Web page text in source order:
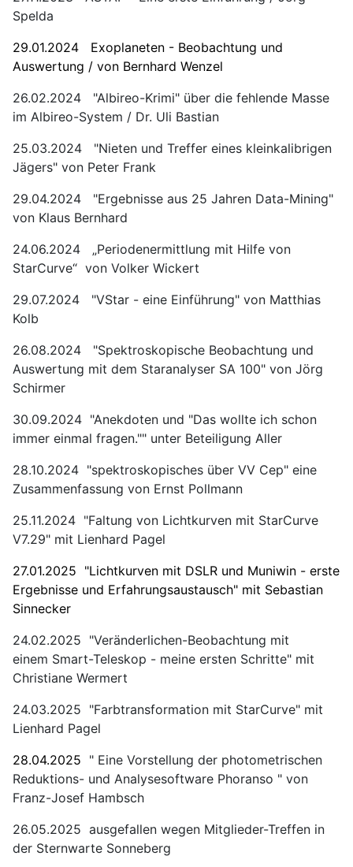
Spelda
29.01.2024 Exoplaneten - Beobachtung und
Auswertung / von Bernhard Wenzel
26.02.2024 "Albireo-Krimi" über die fehlende Masse
im Albireo-System / Dr. Uli Bastian
25.03.2024 "Nieten und Treffer eines kleinkalibrigen
Jägers" von Peter Frank
29.04.2024 "Ergebnisse aus 25 Jahren Data-Mining"
von Klaus Bernhard
24.06.2024 „Periodenermittlung mit Hilfe von
StarCurve“ von Volker Wickert
29.07.2024 "VStar - eine Einführung" von Matthias
Kolb
26.08.2024 "Spektroskopische Beobachtung und
Auswertung mit dem Staranalyser SA 100" von Jörg
Schirmer
30.09.2024 "Anekdoten und "Das wollte ich schon
immer einmal fragen."" unter Beteiligung Aller
28.10.2024 "spektroskopisches über VV Cep" eine
Zusammenfassung von Ernst Pollmann
25.11.2024 "Faltung von Lichtkurven mit StarCurve
V7.29" mit Lienhard Pagel
27.01.2025 "Lichtkurven mit DSLR und Muniwin - erste
Ergebnisse und Erfahrungsaustausch" mit Sebastian
Sinnecker
24.02.2025 "Veränderlichen-Beobachtung mit
einem Smart-Teleskop - meine ersten Schritte" mit
Christiane Wermert
24.03.2025 "Farbtransformation mit StarCurve" mit
Lienhard Pagel
28.04.2025 " Eine Vorstellung der photometrischen
Reduktions- und Analysesoftware Phoranso " von
Franz-Josef Hambsch
26.05.2025 ausgefallen wegen Mitglieder-Treffen in
der Sternwarte Sonneberg